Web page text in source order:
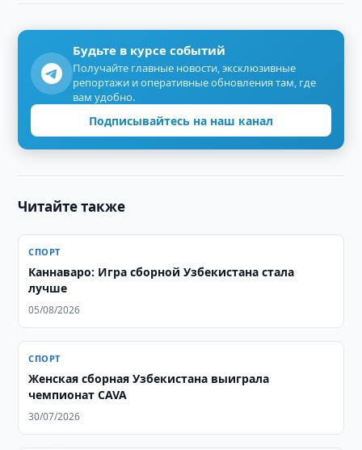
Будьте в курсе событий
Получайте главные новости, эксклюзивные
репортажи и оперативные обновления там, где
вам удобно.
Подписывайтесь на наш канал
Читайте также
СПОРТ
Каннаваро: Игра сборной Узбекистана стала
лучше
05/08/2026
СПОРТ
Женская сборная Узбекистана выиграла
чемпионат CAVA
30/07/2026